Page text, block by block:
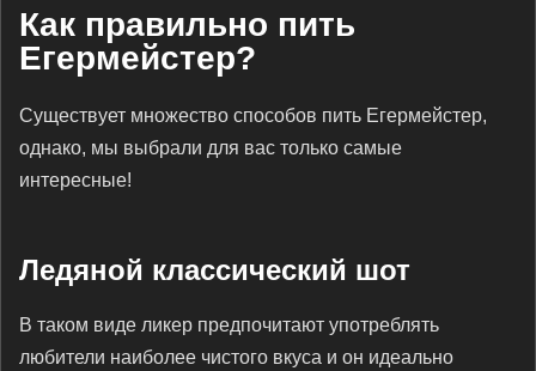
Как правильно пить
Егермейстер?
Существует множество способов пить Егермейстер,
однако, мы выбрали для вас только самые
интересные!
Ледяной классический шот
В таком виде ликер предпочитают употреблять
любители наиболее чистого вкуса и он идеально